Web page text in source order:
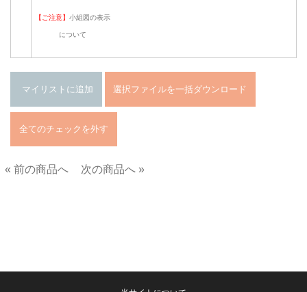
【ご注意】 小組図の表示
について
« 前の商品へ
次の商品へ »